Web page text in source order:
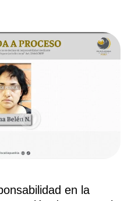
en la